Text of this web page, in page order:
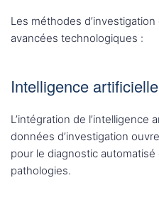
Les méthodes
avancées technologiques :
Intelligence artificielle
L’intégration de l’intelligence
données d’investigation
pour le diagnostic
pathologies.